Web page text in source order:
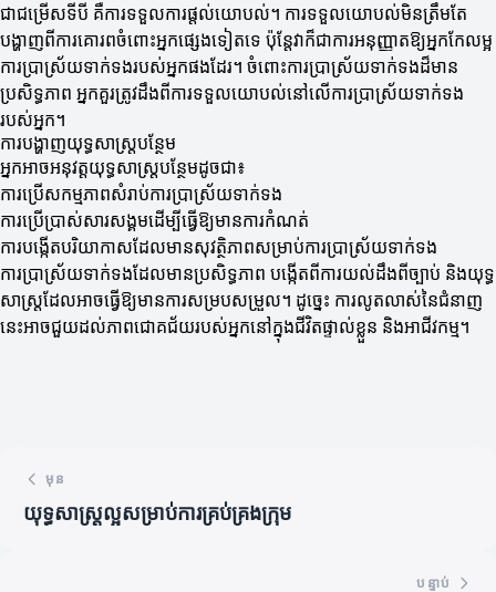
ជាជម្រើសទីបី គឺការទទួលការផ្តល់យោបល់។ ការទទួលយោបល់មិនត្រឹមតែ
បង្ហាញពីការគោរពចំពោះអ្នកផ្សេងទៀតទេ ប៉ុន្តែវាក៏ជាការអនុញ្ញាតឱ្យអ្នកកែលម្អ
ការប្រាស្រ័យទាក់ទងរបស់អ្នកផងដែរ។ ចំពោះការប្រាស្រ័យទាក់ទងដ៏មាន
ប្រសិទ្ធភាព អ្នកគួរត្រូវដឹងពីការទទួលយោបល់នៅលើការប្រាស្រ័យទាក់ទង
របស់អ្នក។
ការបង្ហាញយុទ្ធសាស្ត្របន្ថែម
អ្នកអាចអនុវត្តយុទ្ធសាស្ត្របន្ថែមដូចជា៖
ការប្រើសកម្មភាពសំរាប់ការប្រាស្រ័យទាក់ទង
ការប្រើប្រាស់សារសង្គមដើម្បីធ្វើឱ្យមានការកំណត់
ការបង្កើតបរិយាកាសដែលមានសុវត្ថិភាពសម្រាប់ការប្រាស្រ័យទាក់ទង
ការប្រាស្រ័យទាក់ទងដែលមានប្រសិទ្ធភាព បង្កើតពីការយល់ដឹងពីច្បាប់ និងយុទ្ធ
សាស្ត្រដែលអាចធ្វើឱ្យមានការសម្របសម្រួល។ ដូច្នេះ ការលូតលាស់នៃជំនាញ
នេះអាចជួយដល់ភាពជោគជ័យរបស់អ្នកនៅក្នុងជីវិតផ្ទាល់ខ្លួន និងអាជីវកម្ម។
មុន
យុទ្ធសាស្ត្រល្អសម្រាប់ការគ្រប់គ្រងក្រុម
បន្ទាប់